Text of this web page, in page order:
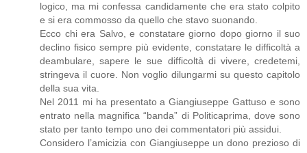
logico, ma mi confessa candidamente che era stato colpito
e si era commosso da quello che stavo suonando.
Ecco chi era Salvo, e constatare giorno dopo giorno il suo
declino fisico sempre più evidente, constatare le difficoltà a
deambulare, sapere le sue difficoltà di vivere, credetemi,
stringeva il cuore. Non voglio dilungarmi su questo capitolo
della sua vita.
Nel 2011 mi ha presentato a Giangiuseppe Gattuso e sono
entrato nella magnifica “banda” di Politicaprima, dove sono
stato per tanto tempo uno dei commentatori più assidui.
Considero l’amicizia con Giangiuseppe un dono prezioso di